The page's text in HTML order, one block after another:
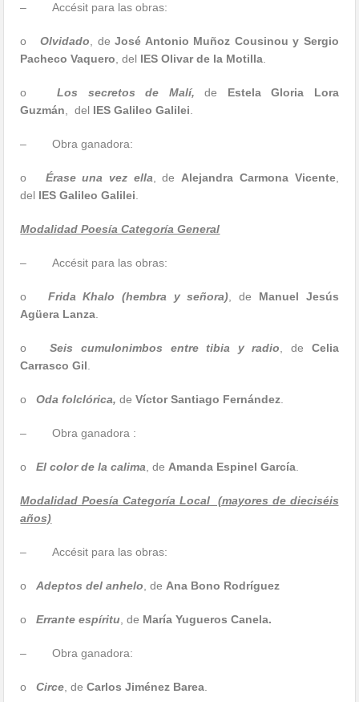
– Accésit para las obras:
o Olvidado , deJosé Antonio Muñoz Cousinou y Sergio
Pacheco Vaquero , del IES Olivar de la Motilla
o Los secretos de Malí, de Estela Gloria Lora
Guzmán , del IES Galileo Galilei
– Obra ganadora:
o Érase una vez ella , de Alejandra Carmona Vicente,
del IES Galileo Galilei
Modalidad Poesía Categoría General
– Accésit para las obras:
o Frida Khalo (hembra y señora) , de Manuel Jesús
Agüera Lanza
oSeis cumulonimbos entre tibia y radio , de Celia
Carrasco Gil
oOda folclórica, deVíctor Santiago Fernández
– Obra ganadora :
oEl color de la calima , de Amanda Espinel García
Modalidad Poesía Categoría Local (mayores de dieciséis
años)
– Accésit para las obras:
oAdeptos del anhelo , de Ana Bono Rodríguez
oErrante espíritu , de María Yugueros Canela.
– Obra ganadora:
oCirce , deCarlos Jiménez Barea